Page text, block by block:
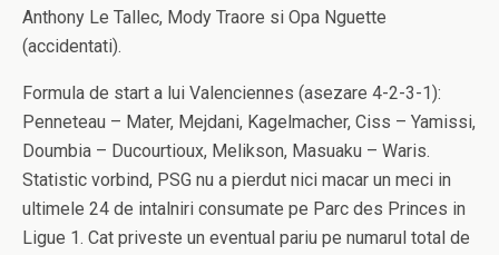
Anthony Le Tallec, Mody Traore si Opa Nguette
(accidentati).
Formula de start a lui Valenciennes (asezare 4-2-3-1):
Penneteau – Mater, Mejdani, Kagelmacher, Ciss – Yamissi,
Doumbia – Ducourtioux, Melikson, Masuaku – Waris.
Statistic vorbind, PSG nu a pierdut nici macar un meci in
ultimele 24 de intalniri consumate pe Parc des Princes in
Ligue 1. Cat priveste un eventual pariu pe numarul total de